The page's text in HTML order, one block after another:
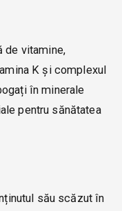
de vitamine,
K și complexul
în minerale
pentru sănătatea
său scăzut în